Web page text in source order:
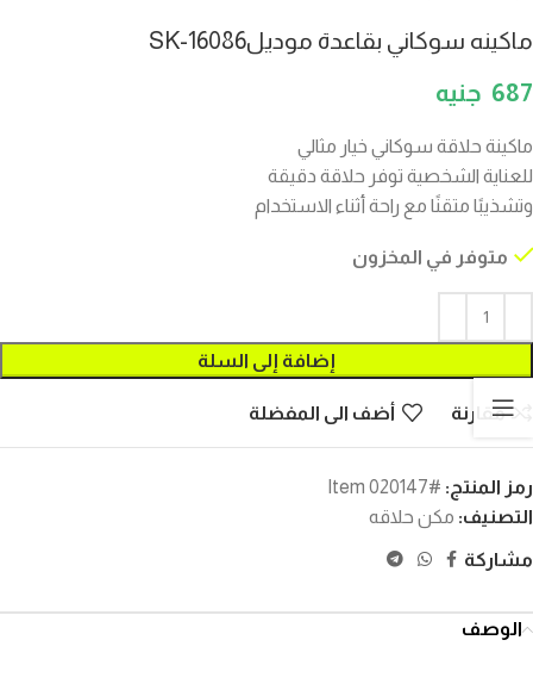
ماكينه سوكاني بقاعدة موديلSK-16086
687
ماكينة حلاقة سوكاني خيار مثالي
للعناية الشخصية توفر حلاقة دقيقة
وتشذيبًا متقنًا مع راحة أثناء الاستخدام
متوفر في المخزون
إضافة إلى السلة
مقارنة أضف الى المفضلة
رمز المنتج: #Item 020147
التصنيف: مكن حلاقه
مشاركة
الوصف